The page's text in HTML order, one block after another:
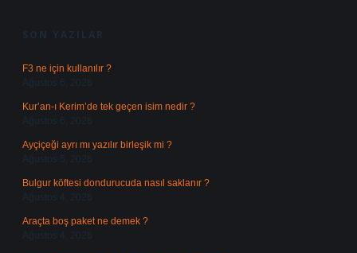
SON YAZILAR
F3 ne için kullanılır ?
Ağustos 6, 2026
Kur’an-ı Kerim’de tek geçen isim nedir ?
Ağustos 6, 2026
Ayçiçeği ayrı mı yazılır birleşik mi ?
Ağustos 5, 2026
Bulgur köftesi dondurucuda nasıl saklanır ?
Ağustos 4, 2026
Araçta boş paket ne demek ?
Ağustos 4, 2026